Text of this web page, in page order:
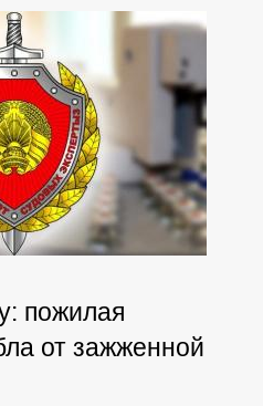
пожилая
от зажженной